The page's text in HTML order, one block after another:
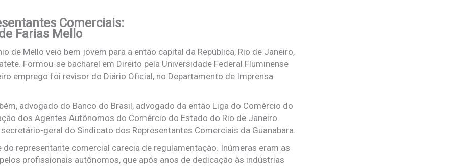
Comerciais:
Farias Mello
de Mello veio bem jovem para a então capital da República, Rio de Janeiro,
Formou-se bacharel em Direito pela Universidade Federal Fluminense
emprego foi revisor do Diário Oficial, no Departamento de Imprensa
advogado do Banco do Brasil, advogado da então Liga do Comércio do
dos Agentes Autônomos do Comércio do Estado do Rio de Janeiro.
geral do Sindicato dos Representantes Comerciais da Guanabara.
do representante comercial carecia de regulamentação. Inúmeras eram as
profissionais autônomos, que após anos de dedicação às indústrias